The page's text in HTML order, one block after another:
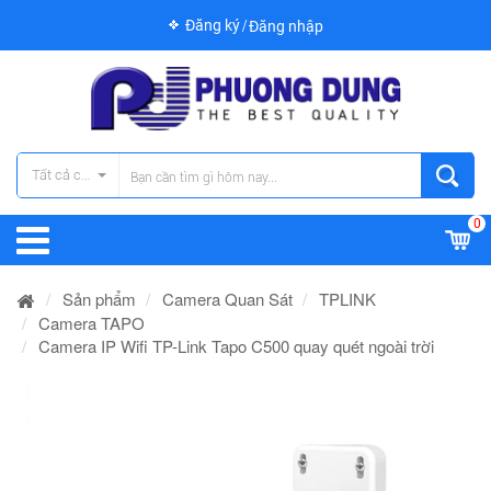
Đăng ký Đăng nhập
Tất cả các danh mục
0
Sản phẩm Camera Quan Sát
TPLINK
Camera TAPO
Camera IP Wifi TP-Link Tapo C500 quay quét ngoài trời